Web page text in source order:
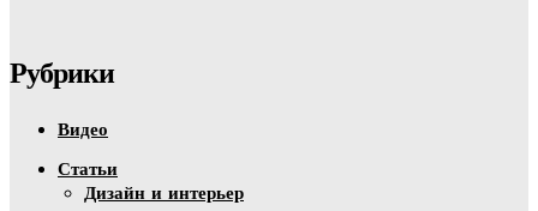
Рубрики
Видео
Статьи
Дизайн и интерьер